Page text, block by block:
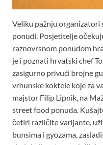
Veliku pažnju
ponudi. Posjetitelje
raznovrsnom ponudom
je i poznati hrvatski chef
zasigurno privući brojne
vrhunske koktele koje za
majstor Filip Lipnik, na
street food ponuda.
četiri različite varijante,
bunsima i gyozama,